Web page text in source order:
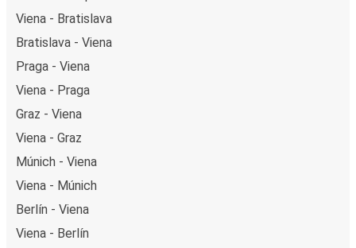
Viena - Bratislava
Bratislava - Viena
Praga - Viena
Viena - Praga
Graz - Viena
Viena - Graz
Múnich - Viena
Viena - Múnich
Berlín - Viena
Viena - Berlín